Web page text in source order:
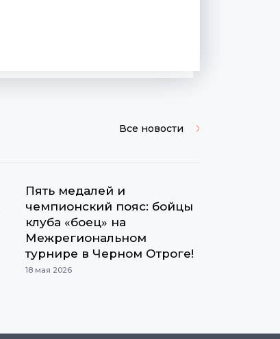
Все новости
Пять медалей и
чемпионский пояс: бойцы
клуба «боец» на
Межрегиональном
турнире в Черном Отроге!
18 мая 2026